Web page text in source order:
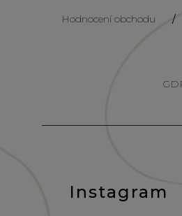
Instagram
Hodnocení obchodu /